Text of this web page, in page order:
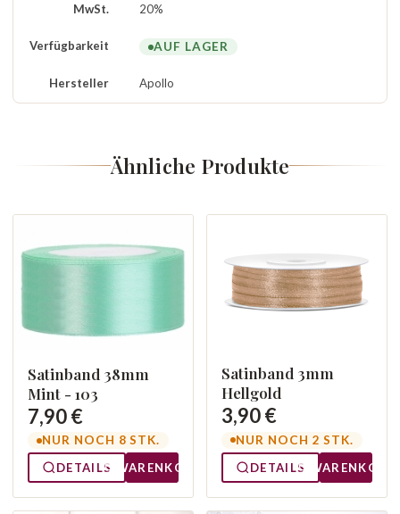
MwSt. 20%
Verfügbarkeit AUF LAGER
Hersteller Apollo
Ähnliche Produkte
Satinband 38mm
Mint - 103
7,90 €
NUR NOCH 8 STK.
DETAILS
WARENKORB
Satinband 3mm
Hellgold
3,90 €
NUR NOCH 2 STK.
DETAILS
WARENKORB